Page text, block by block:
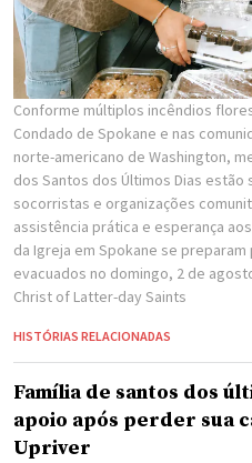
Conforme múltiplos incêndios
Condado de Spokane e nas
norte-americano de Washington,
dos Santos dos Últimos Dias estão
socorristas e organizações
assistência prática e esperança
da Igreja em Spokane se
evacuados no domingo, 2 de
Christ of Latter-day Saints
HISTÓRIAS RELACIONADAS
Família de santos dos
apoio após perder sua
Upriver